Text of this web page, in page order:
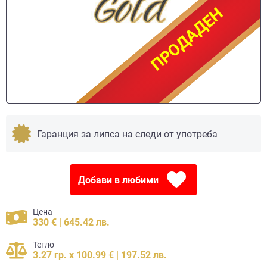
ПРОДАДЕН
ПРОДАДЕН
Гаранция за липса на следи от употреба
Добави в любими
Цена
330 € | 645.42 лв.
Тегло
3.27 гр. x 100.99 € | 197.52 лв.